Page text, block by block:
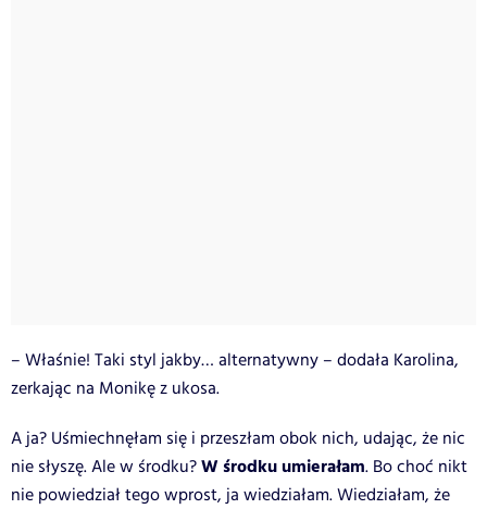
– Właśnie! Taki styl jakby… alternatywny – dodała Karolina,
zerkając na Monikę z ukosa.
A ja? Uśmiechnęłam się i przeszłam obok nich, udając, że nic
nie słyszę. Ale w środku?W środku umierałam. Bo choć nikt
nie powiedział tego wprost, ja wiedziałam. Wiedziałam, że